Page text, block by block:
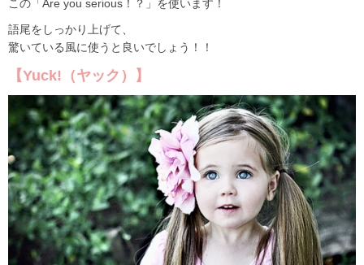
この「Are you serious！？」を使います！
語尾をしっかり上げて、
驚いている風に使うと良いでしょう！！
【Yuck!（ヤック）】